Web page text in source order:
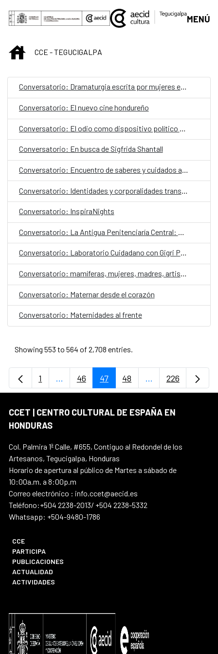
Skip to Main Content
MENÚ
INICIOCCE - TEGUCIGALPA
Conversatorio: Dramaturgia escrita por mujeres en la Centro América de hoy.
Conversatorio: El nuevo cine hondureño
Conversatorio: En busca de Sigfrida Shantall
Conversatorio: Encuentro de saberes y cuidados ancestrales
Conversatorio: InspiraNights
Conversatorio: La Antigua Penitenciaría Central: Lugar de Memoria en una Ciudad Histórica, a cargo de la Comisión Ciudadana del Centro Histórico de Tegucigalpa.
Conversatorio: Laboratorio Cuidadano con Gigri Proyect
Conversatorio: mamíferas, mujeres, madres, artistas contra la violencia de género
Conversatorio: Maternar desde el corazón
Conversatorio: Maternidades al frente
Showing 553 to 564 of 2,708 entries.
Page
1 ...Intermediate Pages Use TAB to navigate.
Page
46 Page
47 Page
48 ...Intermediate
Page
226
CCET | CENTRO CULTURAL DE ESPAÑA EN
HONDURAS
Col. Palmira 1ª Calle, #655, Contiguo al Redondel de los
Artesanos, Tegucigalpa, Honduras
Horario de apertura al público de Martes a sábado de
10:00a.m. a 8:00p.m
Correo electrónico : info.ccet@aecid.es
Teléfono:+504 2238-2013/ +504 2238-5332
Whatsapp: +504-9480-1786
CCE
PARTICIPA
PUBLICACIONES
ACTUALIDAD
ACTIVIDADES